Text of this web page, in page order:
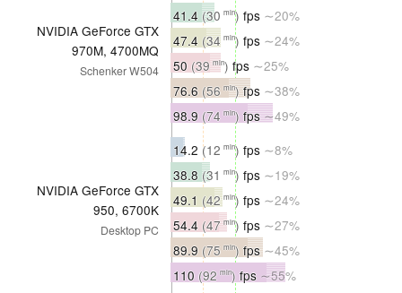
NVIDIA GeForce GTX
970M, 4700MQ
Schenker W504
41.4 (30 min) fps ∼20%
47.4 (34 min) fps ∼24%
50 (39 min) fps ∼25%
76.6 (56 min)fps ∼38%
98.9 (74 min) fps∼49%
NVIDIA GeForce GTX
950, 6700K
Desktop PC
14.2 (12 min) fps ∼8%
38.8 (31 min) fps ∼19%
49.1 (42 min) fps ∼24%
54.4 (47 min) fps ∼27%
89.9 (75 min) fps∼45%
110 (92 min) fps ∼55%